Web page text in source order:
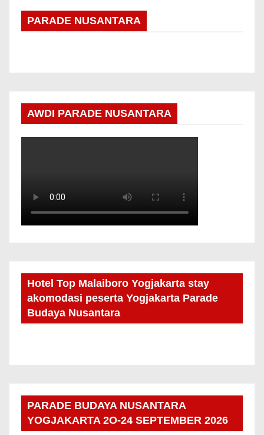
PARADE NUSANTARA
AWDI PARADE NUSANTARA
Hotel Top Malaiboro Yogjakarta stay
akomodasi peserta Yogjakarta Parade
Budaya Nusantara
PARADE BUDAYA NUSANTARA
YOGJAKARTA 2O-24 SEPTEMBER 2026